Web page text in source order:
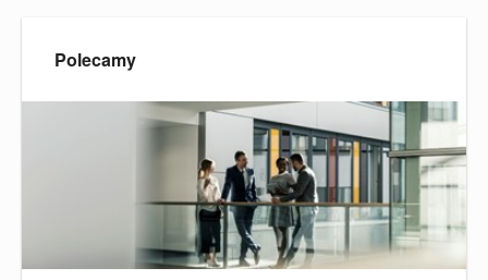
Polecamy